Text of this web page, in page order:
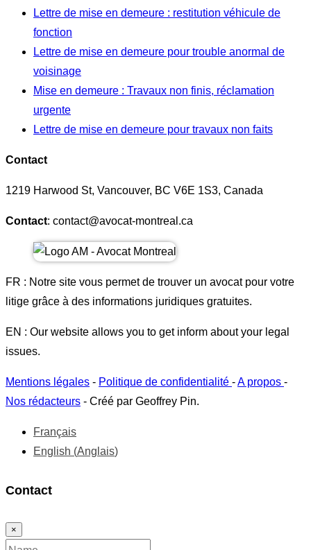
Lettre de mise en demeure : restitution véhicule de
fonction
Lettre de mise en demeure pour trouble anormal de
voisinage
Mise en demeure : Travaux non finis, réclamation
urgente
Lettre de mise en demeure pour travaux non faits
Contact
1219 Harwood St, Vancouver, BC V6E 1S3, Canada
Contact: contact@avocat-montreal.ca
FR : Notre site vous permet de trouver un avocat pour votre
litige grâce à des informations juridiques gratuites.
EN : Our website allows you to get inform about your legal
issues.
Mentions légales - Politique de confidentialité -A propos -
Nos rédacteurs - Créé par Geoffrey Pin.
Français
English (Anglais)
Contact
×